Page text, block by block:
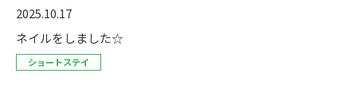
2025.10.17
ネイルをしました☆
ショートステイ